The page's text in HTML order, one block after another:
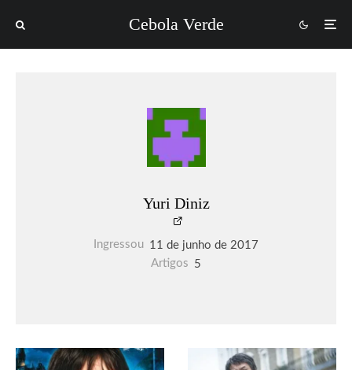
Cebola Verde
Yuri Diniz
Ingressou 11 de junho de 2017
Artigos 5